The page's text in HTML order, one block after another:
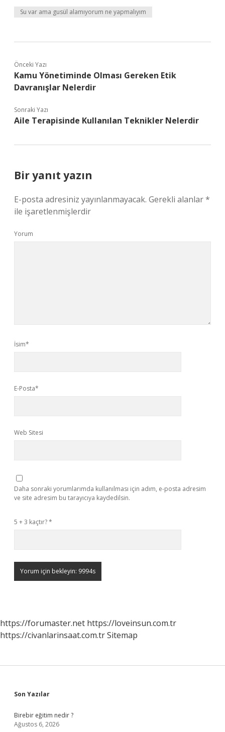
Su var ama gusül alamıyorum ne yapmalıyım
Önceki Yazı
Kamu Yönetiminde Olması Gereken Etik
Davranışlar Nelerdir
Sonraki Yazı
Aile Terapisinde Kullanılan Teknikler Nelerdir
Bir yanıt yazın
E-posta adresiniz yayınlanmayacak. Gerekli alanlar*
ile işaretlenmişlerdir
Yorum
İsim*
E-Posta*
Web Sitesi
Daha sonraki yorumlarımda kullanılması için adım, e-posta adresim
ve site adresim bu tarayıcıya kaydedilsin.
5 + 3 kaçtır?*
https://forumaster.net https://loveinsun.com.tr
https://civanlarinsaat.com.trSitemap
Sidebar
Son Yazılar
Birebir eğitim nedir ?
Ağustos 6, 2026